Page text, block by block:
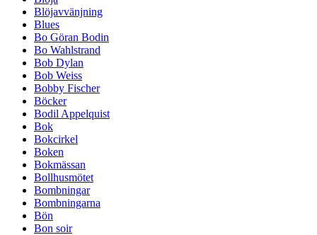
Blöjavvänjning
Blues
Bo Göran Bodin
Bo Wahlstrand
Bob Dylan
Bob Weiss
Bobby Fischer
Böcker
Bodil Appelquist
Bok
Bokcirkel
Boken
Bokmässan
Bollhusmötet
Bombningar
Bombningarna
Bön
Bon soir